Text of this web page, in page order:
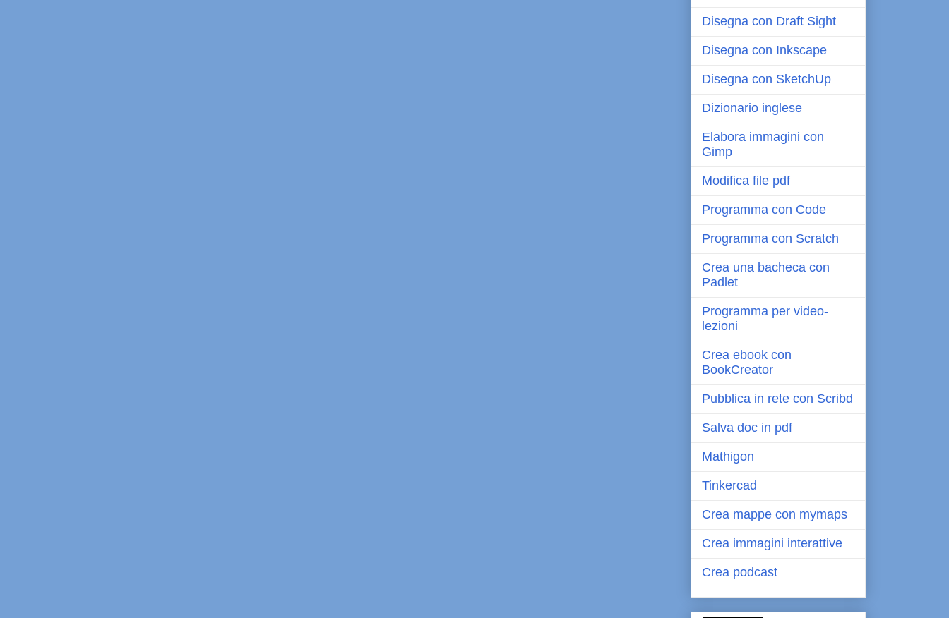
Disegna con Draft Sight
Disegna con Inkscape
Disegna con SketchUp
Dizionario inglese
Elabora immagini con
Gimp
Modifica file pdf
Programma con Code
Programma con Scratch
Crea una bacheca con
Padlet
Programma per video-
lezioni
Crea ebook con
BookCreator
Pubblica in rete con Scribd
Salva doc in pdf
Mathigon
Tinkercad
Crea mappe con mymaps
Crea immagini interattive
Crea podcast